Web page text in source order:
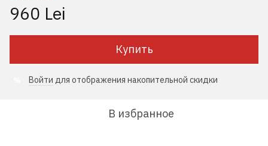
960 Lei
Купить
Войти для отображения накопительной скидки
В избранное